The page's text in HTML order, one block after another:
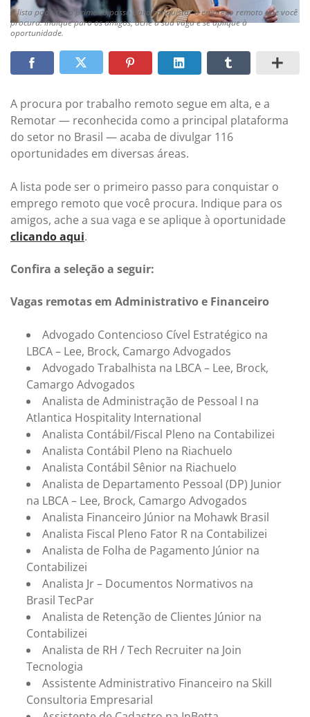
A lista pode ser o primeiro passo para conquistar o emprego remoto que você
procura. Indique para os amigos, ache a sua vaga e se aplique à
oportunidade.
A procura por trabalho remoto segue em alta, e a
Remotar — reconhecida como a principal plataforma
do setor no Brasil — acaba de divulgar 116
oportunidades em diversas áreas.
A lista pode ser o primeiro passo para conquistar o
emprego remoto que você procura. Indique para os
amigos, ache a sua vaga e se aplique à oportunidade
clicando aqui.
Confira a seleção a seguir:
Vagas remotas em Administrativo e Financeiro
Advogado Contencioso Cível Estratégico na
LBCA – Lee, Brock, Camargo Advogados
Advogado Trabalhista na LBCA – Lee, Brock,
Camargo Advogados
Analista de Administração de Pessoal I na
Atlantica Hospitality International
Analista Contábil/Fiscal Pleno na Contabilizei
Analista Contábil Pleno na Riachuelo
Analista Contábil Sênior na Riachuelo
Analista de Departamento Pessoal (DP) Junior
na LBCA – Lee, Brock, Camargo Advogados
Analista Financeiro Júnior na Mohawk Brasil
Analista Fiscal Pleno Fator R na Contabilizei
Analista de Folha de Pagamento Júnior na
Contabilizei
Analista Jr – Documentos Normativos na
Brasil TecPar
Analista de Retenção de Clientes Júnior na
Contabilizei
Analista de RH / Tech Recruiter na Join
Tecnologia
Assistente Administrativo Financeiro na Skill
Consultoria Empresarial